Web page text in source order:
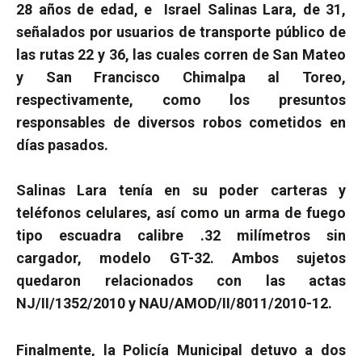
28 años de edad, e
Israel Salinas Lara, de 31,
señalados por usuarios de transporte público de
las rutas 22 y 36, las cuales corren de San Mateo
y San Francisco Chimalpa al Toreo,
respectivamente, como los presuntos
responsables de diversos robos cometidos en
días pasados.
Salinas Lara tenía en su poder carteras y
teléfonos celulares, así como un arma de fuego
tipo escuadra calibre .32 milímetros sin
cargador, modelo GT-32. Ambos sujetos
quedaron relacionados con las actas
NJ/II/1352/2010 y NAU/AMOD/II/8011/2010-12.
Finalmente, la Policía Municipal detuvo a dos